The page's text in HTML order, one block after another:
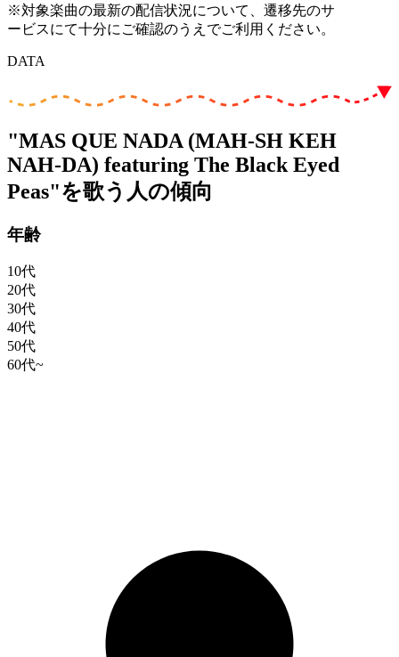
※対象楽曲の最新の配信状況について、遷移先のサ
ービスにて十分にご確認のうえでご利用ください。
DATA
"MAS QUE NADA (MAH-SH KEH
NAH-DA) featuring The Black Eyed
Peas"を歌う人の傾向
年齢
10代
20代
30代
40代
50代
60代~